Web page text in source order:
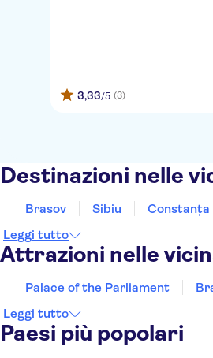
3,33/5 (3)
Destinazioni nelle
Brasov Sibiu Constanţa
Leggi tutto
Attrazioni nelle
Palace of the Parliament
Leggi tutto
Paesi più popolari